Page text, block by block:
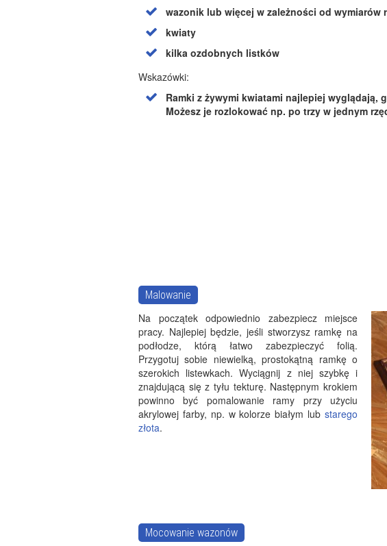
wazonik lub więcej w zależności od wymiarów
kwiaty
kilka ozdobnych listków
Wskazówki:
Ramki z żywymi kwiatami najlepiej wyglądają,
Możesz je rozlokować np. po trzy w jednym
Malowanie
Na początek odpowiednio zabezpiecz miejsce
pracy. Najlepiej będzie, jeśli stworzysz ramkę na
podłodze, którą łatwo zabezpieczyć folią.
Przygotuj sobie niewielką, prostokątną ramkę o
szerokich listewkach. Wyciągnij z niej szybkę i
znajdującą się z tyłu tekturę. Następnym krokiem
powinno być pomalowanie ramy przy użyciu
akrylowej farby, np. w kolorze białym lub starego
złota.
Mocowanie wazonów